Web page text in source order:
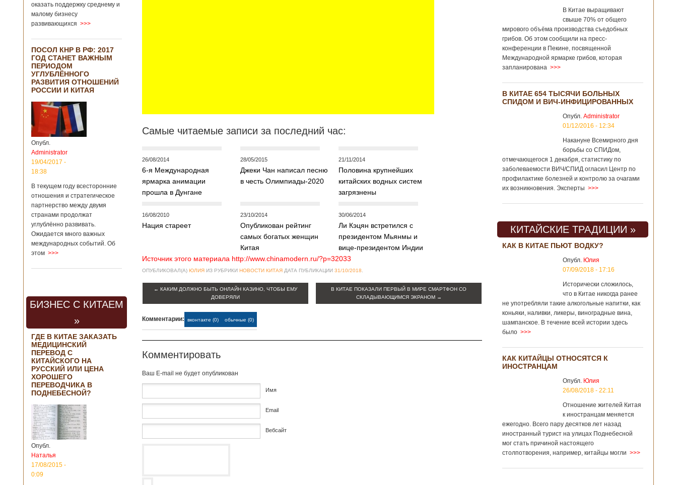
оказать поддержку среднему и
малому бизнесу
развивающихся >>>
ПОСОЛ КНР В РФ: 2017
ГОД СТАНЕТ ВАЖНЫМ
ПЕРИОДОМ
УГЛУБЛЁННОГО
РАЗВИТИЯ ОТНОШЕНИЙ
РОССИИ И КИТАЯ
Опубл.
Administrator
19/04/2017 -
18:38
В текущем году всесторонние
отношения и стратегическое
партнерство между двумя
странами продолжат
углублённо развивать.
Ожидается много важных
международных событий. Об
этом >>>
БИЗНЕС С КИТАЕМ
»
ГДЕ В КИТАЕ ЗАКАЗАТЬ
МЕДИЦИНСКИЙ
ПЕРЕВОД С
КИТАЙСКОГО НА
РУССКИЙ ИЛИ ЦЕНА
ХОРОШЕГО
ПЕРЕВОДЧИКА В
ПОДНЕБЕСНОЙ?
Опубл.
Наталья
17/08/2015 -
0:09
Самые читаемые записи за последний час:
26/08/2014
6-я Международная
ярмарка анимации
прошла в Дунгане
28/05/2015
Джеки Чан написал песню
в честь Олимпиады-2020
21/11/2014
Половина крупнейших
китайских водных систем
загрязнены
16/08/2010
Нация стареет
23/10/2014
Опубликован рейтинг
самых богатых женщин
Китая
30/06/2014
Ли Кэцян встретился с
президентом Мьянмы и
вице-президентом Индии
Источник этого материала http://www.chinamodern.ru/?p=32033
ОПУБЛИКОВАЛ(А) ЮЛИЯ ИЗ РУБРИКИ НОВОСТИ КИТАЯ ДАТА ПУБЛИКАЦИИ 31/10/2018
← КАКИМ ДОЛЖНО БЫТЬ ОНЛАЙН КАЗИНО, ЧТОБЫ ЕМУ
ДОВЕРЯЛИ
В КИТАЕ ПОКАЗАЛИ ПЕРВЫЙ В МИРЕ СМАРТФОН СО
СКЛАДЫВАЮЩИМСЯ ЭКРАНОМ →
Комментарии: вконтакте (0) обычные (0)
Комментировать
Baш E-mail не будет опубликован
Имя
Email
Вебсайт
В Китае выращивают
свыше 70% от общего
мирового объёма производства съедобных
грибов. Об этом сообщили на пресс-
конференции в Пекине, посвященной
Международной ярмарке грибов, которая
запланирована >>>
В КИТАЕ 654 ТЫСЯЧИ БОЛЬНЫХ
СПИДОМ И ВИЧ-ИНФИЦИРОВАННЫХ
Опубл. Administrator
01/12/2016 - 12:34
Накануне Всемирного дня
борьбы со СПИДом,
отмечающегося 1 декабря, статистику по
заболеваемости ВИЧ/СПИД огласил Центр по
профилактике болезней и контролю за очагами
их возникновения. Эксперты >>>
КИТАЙСКИЕ ТРАДИЦИИ »
КАК В КИТАЕ ПЬЮТ ВОДКУ?
Опубл. Юлия
07/09/2018 - 17:16
Исторически сложилось,
что в Китае никогда ранее
не употребляли такие алкогольные напитки, как
коньяки, наливки, ликеры, виноградные вина,
шампанское. В течение всей истории здесь
было >>>
КАК КИТАЙЦЫ ОТНОСЯТСЯ К
ИНОСТРАНЦАМ
Опубл. Юлия
26/08/2018 - 22:11
Отношение жителей Китая
к иностранцам меняется
ежегодно. Всего пару десятков лет назад
иностранный турист на улицах Поднебесной
мог стать причиной настоящего
столпотворения, например, китайцы могли >>>